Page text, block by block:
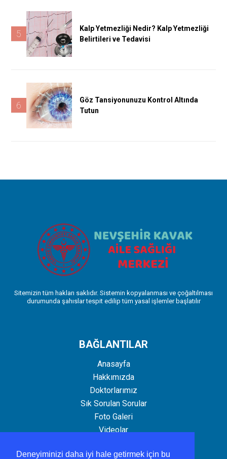
Deneyiminizi daha iyi hale getirmek için bu
5
Kalp Yetmezliği Nedir? Kalp Yetmezliği
Belirtileri ve Tedavisi
6
Göz Tansiyonunuzu Kontrol Altında
Tutun
Sitemizin tüm hakları saklıdır. Sistemin kopyalanması ve çoğaltılması
durumunda şahıslar tespit edilip tüm yasal işlemler başlatılır
BAĞLANTILAR
Anasayfa
Hakkımızda
Doktorlarımız
Sık Sorulan Sorular
Foto Galeri
Videolar